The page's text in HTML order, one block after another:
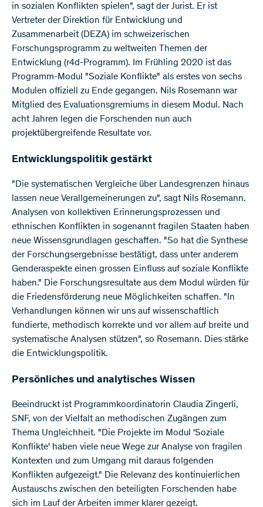
in sozialen Konflikten spielen", sagt der Jurist. Er ist
Vertreter der Direktion für Entwicklung und
Zusammenarbeit (DEZA) im schweizerischen
Forschungsprogramm zu weltweiten Themen der
Entwicklung (r4d-Programm). Im Frühling 2020 ist das
Programm-Modul "Soziale Konflikte" als erstes von sechs
Modulen offiziell zu Ende gegangen. Nils Rosemann war
Mitglied des Evaluationsgremiums in diesem Modul. Nach
acht Jahren legen die Forschenden nun auch
projektübergreifende Resultate vor.
Entwicklungspolitik gestärkt
"Die systematischen Vergleiche über Landesgrenzen hinaus
lassen neue Verallgemeinerungen zu", sagt Nils Rosemann.
Analysen von kollektiven Erinnerungsprozessen und
ethnischen Konflikten in sogenannt fragilen Staaten haben
neue Wissensgrundlagen geschaffen. "So hat die Synthese
der Forschungsergebnisse bestätigt, dass unter anderem
Genderaspekte einen grossen Einfluss auf soziale Konflikte
haben." Die Forschungsresultate aus dem Modul würden für
die Friedensförderung neue Möglichkeiten schaffen. "In
Verhandlungen können wir uns auf wissenschaftlich
fundierte, methodisch korrekte und vor allem auf breite und
systematische Analysen stützen", so Rosemann. Dies stärke
die Entwicklungspolitik.
Persönliches und analytisches Wissen
Beeindruckt ist Programmkoordinatorin Claudia Zingerli,
SNF, von der Vielfalt an methodischen Zugängen zum
Thema Ungleichheit. "Die Projekte im Modul 'Soziale
Konflikte' haben viele neue Wege zur Analyse von fragilen
Kontexten und zum Umgang mit daraus folgenden
Konflikten aufgezeigt." Die Relevanz des kontinuierlichen
Austauschs zwischen den beteiligten Forschenden habe
sich im Lauf der Arbeiten immer klarer gezeigt.